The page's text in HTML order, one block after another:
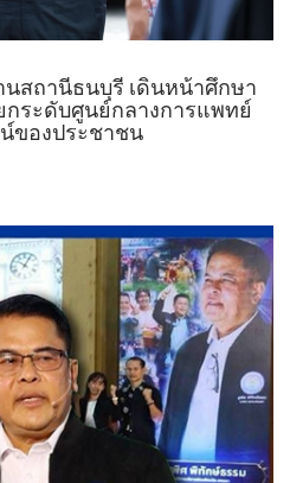
นสถานีธนบุรี เดินหน้าศึกษา
ระดับศูนย์กลางการแพทย์
ของประชาชน